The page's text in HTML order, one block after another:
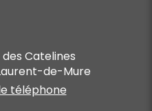
Catelines
de-Mure
téléphone